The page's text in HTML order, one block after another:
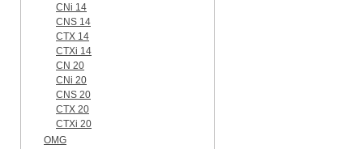
CNi 14
CNS 14
CTX 14
CTXi 14
CN 20
CNi 20
CNS 20
CTX 20
CTXi 20
OMG